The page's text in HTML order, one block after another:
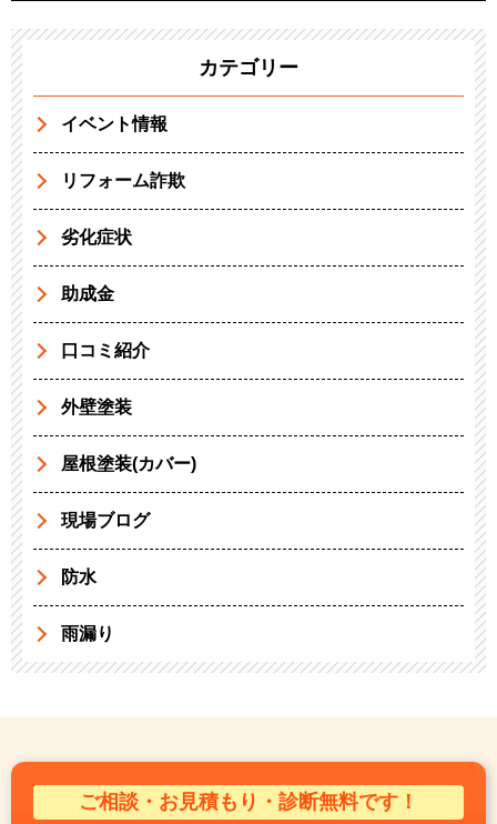
カテゴリー
イベント情報
リフォーム詐欺
劣化症状
助成金
口コミ紹介
外壁塗装
屋根塗装(カバー)
現場ブログ
防水
雨漏り
ご相談・お見積もり・診断無料です！